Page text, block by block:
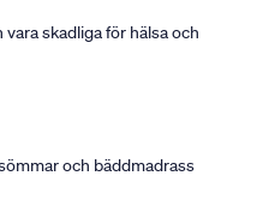
skadliga för hälsa och
och bäddmadrass